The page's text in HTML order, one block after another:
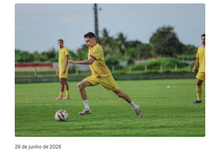
26 de junho de 2026